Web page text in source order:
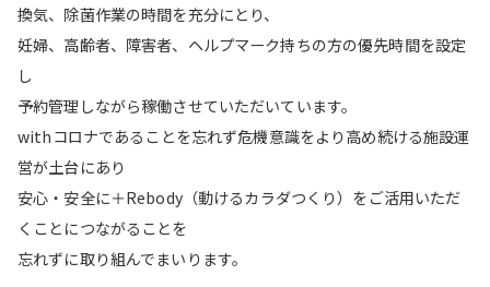
換気、除菌作業の時間を充分にとり、
妊婦、高齢者、障害者、ヘルプマーク持ちの方の優先時間を設定
し
予約管理しながら稼働させていただいています。
withコロナであることを忘れず危機意識をより高め続ける施設運
営が土台にあり
安心・安全に＋Rebody（動けるカラダつくり）をご活用いただ
くことにつながることを
忘れずに取り組んでまいります。